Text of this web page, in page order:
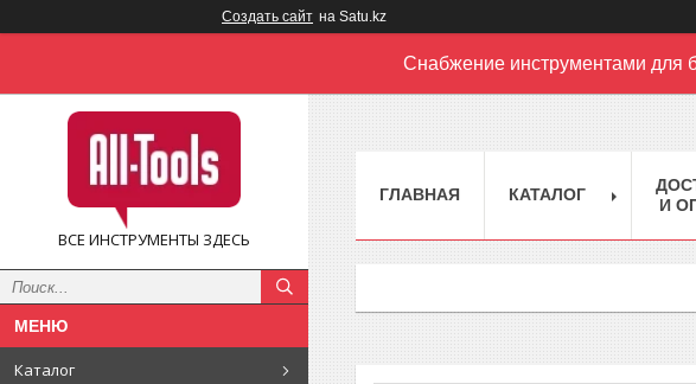
Создать сайт на Satu.kz
Снабжение инструментами для
ВСЕ ИНСТРУМЕНТЫ ЗДЕСЬ
Каталог
ГЛАВНАЯ КАТАЛОГ
И